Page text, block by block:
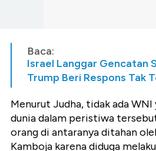
Baca:
Israel Langgar Gencatan
Trump Beri Respons Tak
Menurut Judha, tidak ada
dunia dalam peristiwa
orang di antaranya ditahan
Kamboja karena diduga